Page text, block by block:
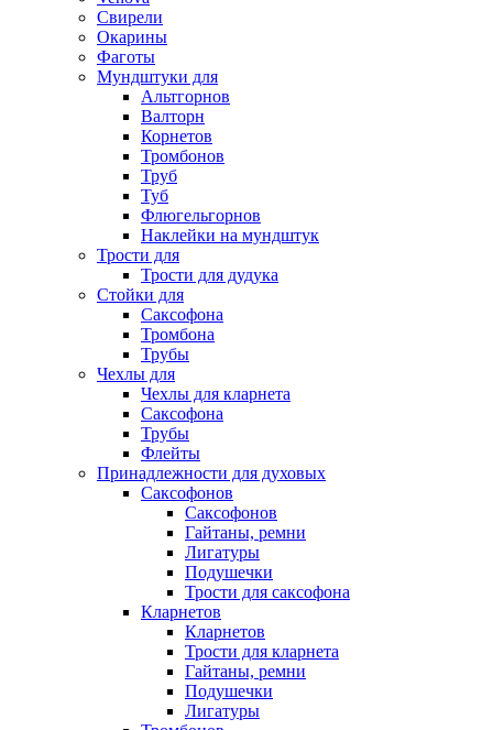
Свирели
Окарины
Фаготы
Мундштуки для
Альтгорнов
Валторн
Корнетов
Тромбонов
Труб
Туб
Флюгельгорнов
Наклейки на мундштук
Трости для
Трости для дудука
Стойки для
Саксофона
Тромбона
Трубы
Чехлы для
Чехлы для кларнета
Саксофона
Трубы
Флейты
Принадлежности для духовых
Саксофонов
Саксофонов
Гайтаны, ремни
Лигатуры
Подушечки
Трости для саксофона
Кларнетов
Кларнетов
Трости для кларнета
Гайтаны, ремни
Подушечки
Лигатуры